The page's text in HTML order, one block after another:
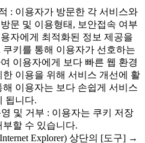
: 이용자가 방문한 각 서비스와
문 및 이용형태, 보안접속 여부
자에게 최적화된 정보 제공을
쿠키를 통해 이용자가 선호하는
이용자에게 보다 빠른 웹 환경
한 이용을 위해 서비스 개선에 활
해 이용자는 보다 손쉽게 서비스
됩니다.
및 거부 : 이용자는 쿠키 저장
할 수 있습니다.
Explorer) 상단의 [도구] →